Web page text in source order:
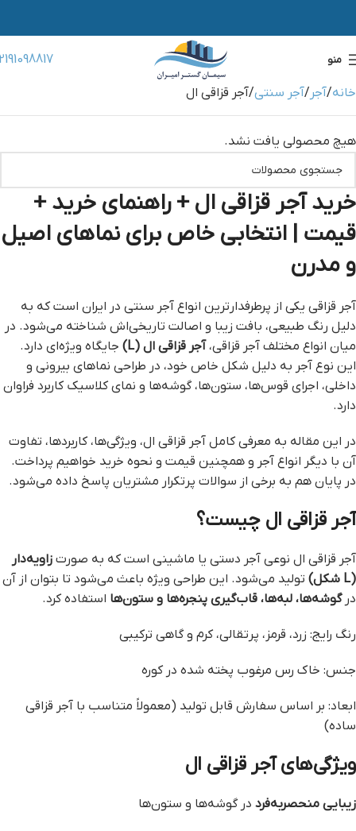
منو
خانه آجر آجر سنتی آجر قزاقی ال
هیچ محصولی یافت نشد.
خرید آجر قزاقی ال + راهنمای خرید +
قیمت | انتخابی خاص برای نماهای اصیل
و مدرن
آجر قزاقی یکی از پرطرفدارترین انواع آجر سنتی در ایران است که به
دلیل رنگ طبیعی، بافت زیبا و اصالت تاریخی‌اش شناخته می‌شود. در
میان انواع مختلف آجر قزاقی،آجر قزاقی ال (L)
جایگاه ویژه‌ای دارد.
این نوع آجر به دلیل شکل خاص خود، در طراحی نماهای بیرونی و
داخلی، اجرای قوس‌ها، ستون‌ها، گوشه‌ها و نمای کلاسیک کاربرد فراوان
دارد.
در این مقاله به معرفی کامل آجر قزاقی ال، ویژگی‌ها، کاربردها، تفاوت
آن با دیگر انواع آجر و همچنین قیمت و نحوه خرید خواهیم پرداخت.
در پایان هم به برخی از سوالات پرتکرار مشتریان پاسخ داده می‌شود.
آجر قزاقی ال چیست؟
آجر قزاقی ال نوعی آجر دستی یا ماشینی است که به صورت زاویه‌دار
(L شکل)
تولید می‌شود. این طراحی ویژه باعث می‌شود تا بتوان از آن
درگوشه‌ها، لبه‌ها، قاب‌گیری پنجره‌ها و ستون‌ها استفاده کرد.
رنگ رایج: زرد، قرمز، پرتقالی، کرم و گاهی ترکیبی
جنس: خاک رس مرغوب پخته شده در کوره
ابعاد: بر اساس سفارش قابل تولید (معمولاً متناسب با آجر قزاقی
ساده)
ویژگی‌های آجر قزاقی ال
زیبایی منحصربه‌فرد در گوشه‌ها و ستون‌ها